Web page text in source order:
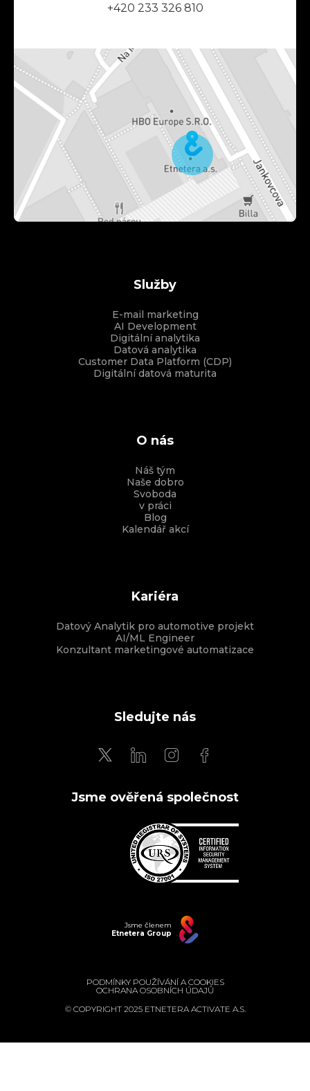
+420 233 326 810
Služby
E-mail marketing
AI Development
Digitální analytika
Datová analytika
Customer Data Platform (CDP)
Digitální datová maturita
O nás
Náš tým
Naše dobro
Svoboda
v práci
Blog
Kalendář akcí
Kariéra
Datový Analytik pro automotive projekt
AI/ML Engineer
Konzultant marketingové automatizace
Sledujte nás
Jsme ověřená společnost
© COPYRIGHT 2025 ETNETERA ACTIVATE A.S.
Jsme členem
Etnetera Group
PODMÍNKY POUŽÍVÁNÍ A COOKIES
OCHRANA OSOBNÍCH ÚDAJŮ